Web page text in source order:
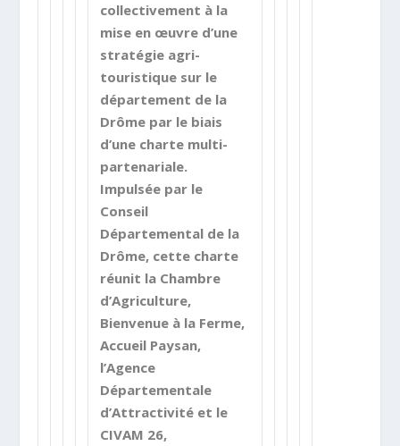
collectivement à la
mise en œuvre d’une
stratégie agri-
touristique sur le
département de la
Drôme par le biais
d’une charte multi-
partenariale.
Impulsée par le
Conseil
Départemental de la
Drôme, cette charte
réunit la Chambre
d’Agriculture,
Bienvenue à la Ferme,
Accueil Paysan,
l’Agence
Départementale
d’Attractivité et le
CIVAM 26,